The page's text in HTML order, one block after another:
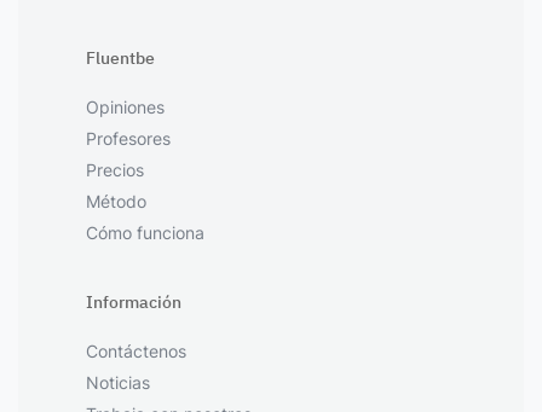
Fluentbe
Opiniones
Profesores
Precios
Método
Cómo funciona
Información
Contáctenos
Noticias